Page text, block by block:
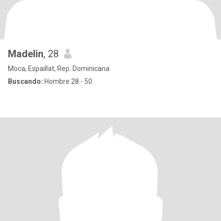
Madelin, 28
Moca, Espaillat, Rep. Dominicana
Buscando: Hombre 28 - 50